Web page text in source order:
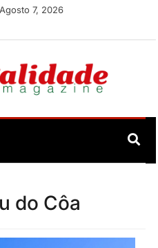
7, 2026
do Côa